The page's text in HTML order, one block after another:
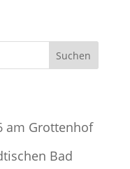
am Grottenhof
Bad